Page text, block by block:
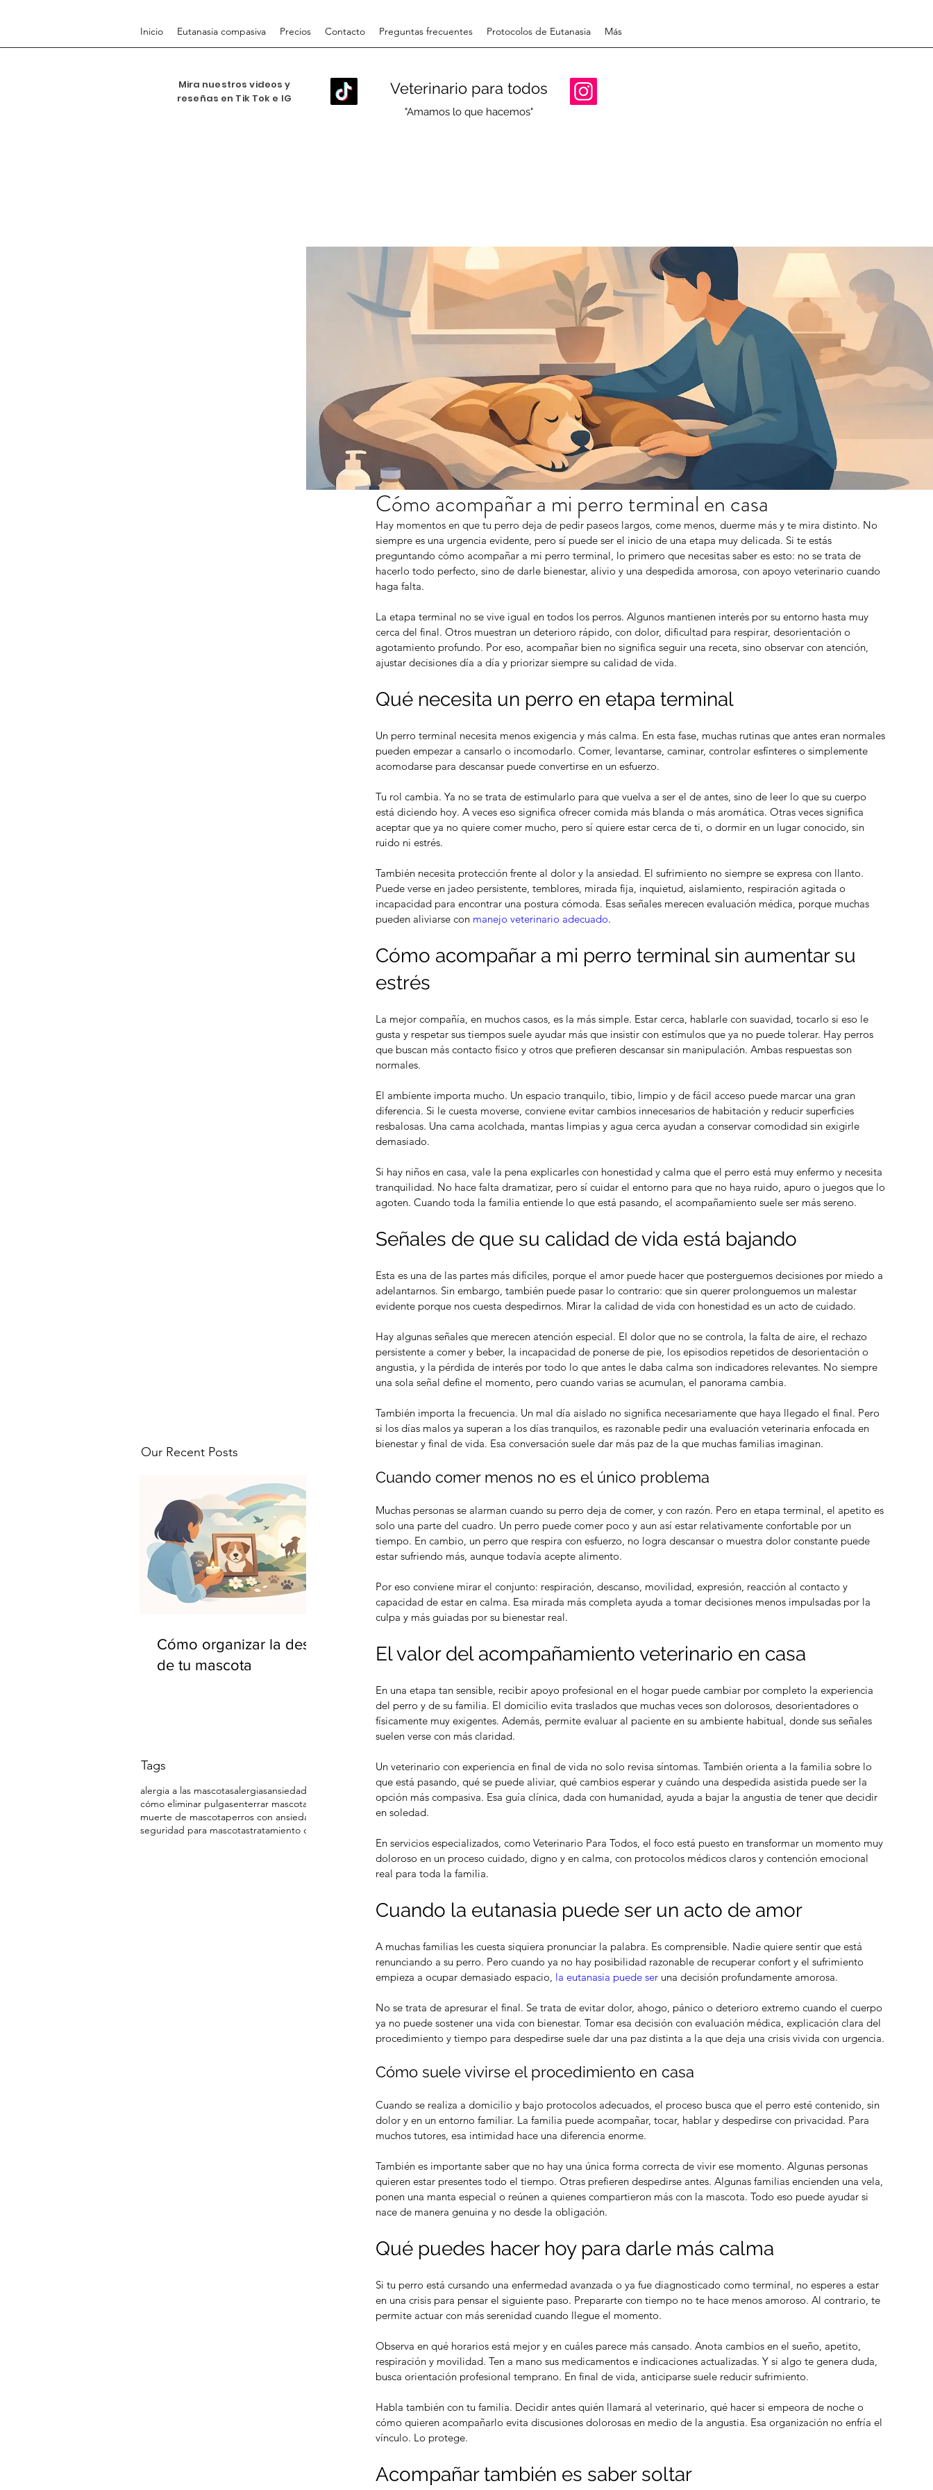
Inicio Eutanasia compasiva Precios Contacto Preguntas frecuentes Protocolos de Eutanasia Más
Mira nuestros videos y
reseñas en Tik Tok e IG
Veterinario para todos
"Amamos lo que hacemos"
Our Recent Posts
Cómo organizar la despedida
de tu mascota
Muerte sin dolor en mascotas
y despedida digna
Qué hacer con cenizas de
mascotas: 7 opciones
Tags
alergia a las mascotasalergiasansiedad en mascotas comportamiento animal cuidado de mascotas
cómo eliminar pulgasenterrar mascotas mascotas en casamascotas hipoalergénicas
muerte de mascotaperros con ansiedad refugios para animales
seguridad para mascotastratamiento contra las pulgas
Cómo acompañar a mi perro terminal en casa
Hay momentos en que tu perro deja de pedir paseos largos, come menos, duerme más y te mira distinto. No
siempre es una urgencia evidente, pero sí puede ser el inicio de una etapa muy delicada. Si te estás
preguntando cómo acompañar a mi perro terminal, lo primero que necesitas saber es esto: no se trata de
hacerlo todo perfecto, sino de darle bienestar, alivio y una despedida amorosa, con apoyo veterinario cuando
haga falta.
La etapa terminal no se vive igual en todos los perros. Algunos mantienen interés por su entorno hasta muy
cerca del final. Otros muestran un deterioro rápido, con dolor, dificultad para respirar, desorientación o
agotamiento profundo. Por eso, acompañar bien no significa seguir una receta, sino observar con atención,
ajustar decisiones día a día y priorizar siempre su calidad de vida.
Qué necesita un perro en etapa terminal
Un perro terminal necesita menos exigencia y más calma. En esta fase, muchas rutinas que antes eran normales
pueden empezar a cansarlo o incomodarlo. Comer, levantarse, caminar, controlar esfínteres o simplemente
acomodarse para descansar puede convertirse en un esfuerzo.
Tu rol cambia. Ya no se trata de estimularlo para que vuelva a ser el de antes, sino de leer lo que su cuerpo
está diciendo hoy. A veces eso significa ofrecer comida más blanda o más aromática. Otras veces significa
aceptar que ya no quiere comer mucho, pero sí quiere estar cerca de ti, o dormir en un lugar conocido, sin
ruido ni estrés.
También necesita protección frente al dolor y la ansiedad. El sufrimiento no siempre se expresa con llanto.
Puede verse en jadeo persistente, temblores, mirada fija, inquietud, aislamiento, respiración agitada o
incapacidad para encontrar una postura cómoda. Esas señales merecen evaluación médica, porque muchas
pueden aliviarse con manejo veterinario adecuado.
Cómo acompañar a mi perro terminal sin aumentar su
estrés
La mejor compañía, en muchos casos, es la más simple. Estar cerca, hablarle con suavidad, tocarlo si eso le
gusta y respetar sus tiempos suele ayudar más que insistir con estímulos que ya no puede tolerar. Hay perros
que buscan más contacto físico y otros que prefieren descansar sin manipulación. Ambas respuestas son
normales.
El ambiente importa mucho. Un espacio tranquilo, tibio, limpio y de fácil acceso puede marcar una gran
diferencia. Si le cuesta moverse, conviene evitar cambios innecesarios de habitación y reducir superficies
resbalosas. Una cama acolchada, mantas limpias y agua cerca ayudan a conservar comodidad sin exigirle
demasiado.
Si hay niños en casa, vale la pena explicarles con honestidad y calma que el perro está muy enfermo y necesita
tranquilidad. No hace falta dramatizar, pero sí cuidar el entorno para que no haya ruido, apuro o juegos que lo
agoten. Cuando toda la familia entiende lo que está pasando, el acompañamiento suele ser más sereno.
Señales de que su calidad de vida está bajando
Esta es una de las partes más difíciles, porque el amor puede hacer que posterguemos decisiones por miedo a
adelantarnos. Sin embargo, también puede pasar lo contrario: que sin querer prolonguemos un malestar
evidente porque nos cuesta despedirnos. Mirar la calidad de vida con honestidad es un acto de cuidado.
Hay algunas señales que merecen atención especial. El dolor que no se controla, la falta de aire, el rechazo
persistente a comer y beber, la incapacidad de ponerse de pie, los episodios repetidos de desorientación o
angustia, y la pérdida de interés por todo lo que antes le daba calma son indicadores relevantes. No siempre
una sola señal define el momento, pero cuando varias se acumulan, el panorama cambia.
También importa la frecuencia. Un mal día aislado no significa necesariamente que haya llegado el final. Pero
si los días malos ya superan a los días tranquilos, es razonable pedir una evaluación veterinaria enfocada en
bienestar y final de vida. Esa conversación suele dar más paz de la que muchas familias imaginan.
Cuando comer menos no es el único problema
Muchas personas se alarman cuando su perro deja de comer, y con razón. Pero en etapa terminal, el apetito es
solo una parte del cuadro. Un perro puede comer poco y aun así estar relativamente confortable por un
tiempo. En cambio, un perro que respira con esfuerzo, no logra descansar o muestra dolor constante puede
estar sufriendo más, aunque todavía acepte alimento.
Por eso conviene mirar el conjunto: respiración, descanso, movilidad, expresión, reacción al contacto y
capacidad de estar en calma. Esa mirada más completa ayuda a tomar decisiones menos impulsadas por la
culpa y más guiadas por su bienestar real.
El valor del acompañamiento veterinario en casa
En una etapa tan sensible, recibir apoyo profesional en el hogar puede cambiar por completo la experiencia
del perro y de su familia. El domicilio evita traslados que muchas veces son dolorosos, desorientadores o
físicamente muy exigentes. Además, permite evaluar al paciente en su ambiente habitual, donde sus señales
suelen verse con más claridad.
Un veterinario con experiencia en final de vida no solo revisa síntomas. También orienta a la familia sobre lo
que está pasando, qué se puede aliviar, qué cambios esperar y cuándo una despedida asistida puede ser la
opción más compasiva. Esa guía clínica, dada con humanidad, ayuda a bajar la angustia de tener que decidir
en soledad.
En servicios especializados, como Veterinario Para Todos, el foco está puesto en transformar un momento muy
doloroso en un proceso cuidado, digno y en calma, con protocolos médicos claros y contención emocional
real para toda la familia.
Cuando la eutanasia puede ser un acto de amor
A muchas familias les cuesta siquiera pronunciar la palabra. Es comprensible. Nadie quiere sentir que está
renunciando a su perro. Pero cuando ya no hay posibilidad razonable de recuperar confort y el sufrimiento
empieza a ocupar demasiado espacio, la eutanasia puede ser una decisión profundamente amorosa.
No se trata de apresurar el final. Se trata de evitar dolor, ahogo, pánico o deterioro extremo cuando el cuerpo
ya no puede sostener una vida con bienestar. Tomar esa decisión con evaluación médica, explicación clara del
procedimiento y tiempo para despedirse suele dar una paz distinta a la que deja una crisis vivida con urgencia.
Cómo suele vivirse el procedimiento en casa
Cuando se realiza a domicilio y bajo protocolos adecuados, el proceso busca que el perro esté contenido, sin
dolor y en un entorno familiar. La familia puede acompañar, tocar, hablar y despedirse con privacidad. Para
muchos tutores, esa intimidad hace una diferencia enorme.
También es importante saber que no hay una única forma correcta de vivir ese momento. Algunas personas
quieren estar presentes todo el tiempo. Otras prefieren despedirse antes. Algunas familias encienden una vela,
ponen una manta especial o reúnen a quienes compartieron más con la mascota. Todo eso puede ayudar si
nace de manera genuina y no desde la obligación.
Qué puedes hacer hoy para darle más calma
Si tu perro está cursando una enfermedad avanzada o ya fue diagnosticado como terminal, no esperes a estar
en una crisis para pensar el siguiente paso. Prepararte con tiempo no te hace menos amoroso. Al contrario, te
permite actuar con más serenidad cuando llegue el momento.
Observa en qué horarios está mejor y en cuáles parece más cansado. Anota cambios en el sueño, apetito,
respiración y movilidad. Ten a mano sus medicamentos e indicaciones actualizadas. Y si algo te genera duda,
busca orientación profesional temprano. En final de vida, anticiparse suele reducir sufrimiento.
Habla también con tu familia. Decidir antes quién llamará al veterinario, qué hacer si empeora de noche o
cómo quieren acompañarlo evita discusiones dolorosas en medio de la angustia. Esa organización no enfría el
vínculo. Lo protege.
Acompañar también es saber soltar